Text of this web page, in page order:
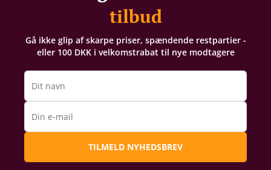
tilbud
Gå ikke glip af skarpe priser, spændende restpartier -
eller 100 DKK i velkomstrabat til nye modtagere
Dit navn
Din e-mail
TILMELD NYHEDSBREV